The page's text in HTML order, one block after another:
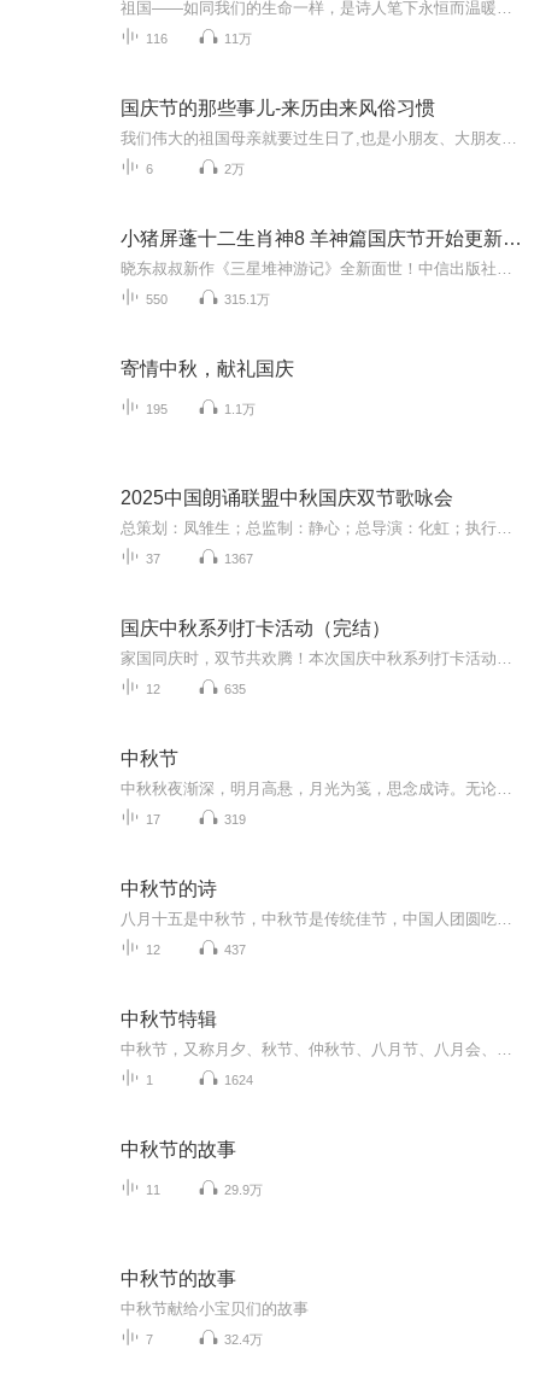
116 11万
国庆节的那些事儿-来历由来风俗习惯
6 2万
小猪屏蓬十二生肖神8 羊神篇国庆节开始更新啦！
550 315.1万
寄情中秋，献礼国庆
195 1.1万
2025中国朗诵联盟中秋国庆双节歌咏会
37 1367
国庆中秋系列打卡活动（完结）
12 635
中秋节
17 319
中秋节的诗
12 437
中秋节特辑
1 1624
中秋节的故事
11 29.9万
中秋节的故事
中秋节献给小宝贝们的故事
7 32.4万